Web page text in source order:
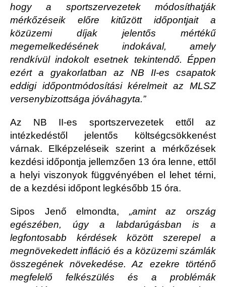
hogy a sportszervezetek módosíthatják
mérkőzéseik előre kitűzött időpontjait a
közüzemi díjak jelentős mértékű
megemelkedésének indokával, amely
rendkívül indokolt esetnek tekintendő. Éppen
ezért a gyakorlatban az NB II-es csapatok
eddigi időpontmódosítási kérelmeit az MLSZ
versenybizottsága jóváhagyta.”
Az NB II-es sportszervezetek ettől az
intézkedéstől jelentős költségcsökkenést
várnak. Elképzeléseik szerint a mérkőzések
kezdési időpontja jellemzően 13 óra lenne, ettől
a helyi viszonyok függvényében el lehet térni,
de a kezdési időpont legkésőbb 15 óra.
Sipos Jenő elmondta, „amint az ország
egészében, úgy a labdarúgásban is a
legfontosabb kérdések között szerepel a
megnövekedett infláció és a közüzemi számlák
összegének növekedése. Az ezekre történő
megfelelő felkészülés és a problémák